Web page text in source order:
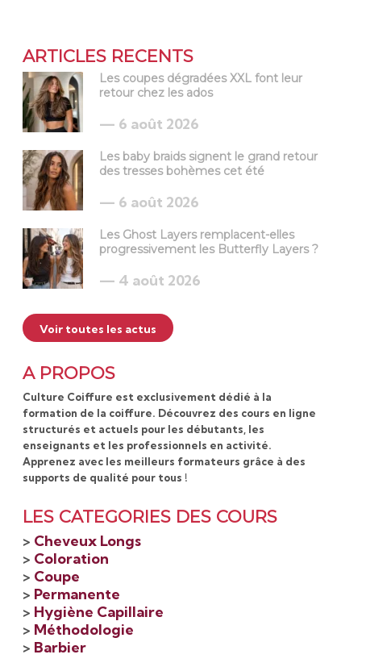
ARTICLES RECENTS
Les coupes dégradées XXL font leur
retour chez les ados
6 août 2026
Les baby braids signent le grand retour
des tresses bohèmes cet été
6 août 2026
Les Ghost Layers remplacent-elles
progressivement les Butterfly Layers ?
4 août 2026
Voir toutes les actus
A PROPOS
Culture Coiffure est exclusivement dédié à la
formation de la coiffure. Découvrez des cours en ligne
structurés et actuels pour les débutants, les
enseignants et les professionnels en activité.
Apprenez avec les meilleurs formateurs grâce à des
supports de qualité pour tous !
LES CATEGORIES DES COURS
> Cheveux Longs
> Coloration
> Coupe
> Permanente
> Hygiène Capillaire
> Méthodologie
> Barbier